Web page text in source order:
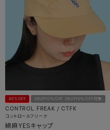
40%OFF 2BUY10％OFF 3BUY15％OFF対象
CONTROL FREAK / CTFK
コントロールフリーク
綿麻YESキャップ